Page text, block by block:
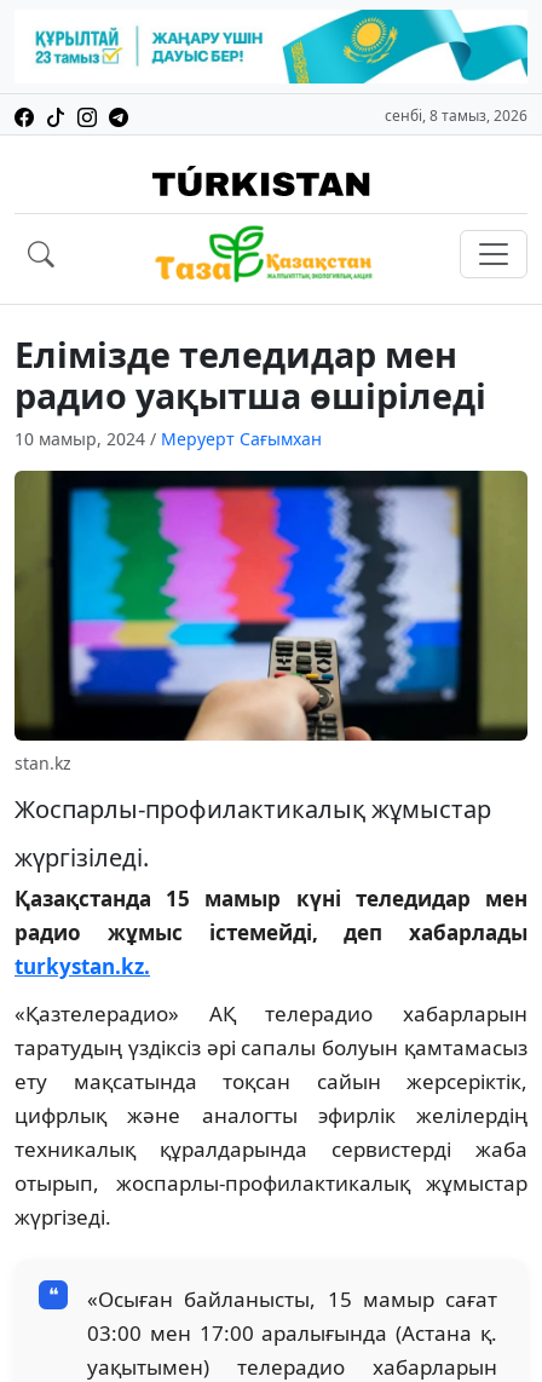
сенбі, 8 тамыз, 2026
Елімізде теледидар мен
радио уақытша өшіріледі
10 мамыр, 2024 / Меруерт Сағымхан
stan.kz
Жоспарлы-профилактикалық жұмыстар
жүргізіледі.
Қазақстанда 15 мамыр күні теледидар мен
радио жұмыс істемейді, деп хабарлады
turkystan.kz.
«Қазтелерадио» АҚ телерадио хабарларын
таратудың үздіксіз әрі сапалы болуын қамтамасыз
ету мақсатында тоқсан сайын жерсеріктік,
цифрлық және аналогты эфирлік желілердің
техникалық құралдарында сервистерді жаба
отырып, жоспарлы-профилактикалық жұмыстар
жүргізеді.
«Осыған байланысты, 15 мамыр сағат
03:00 мен 17:00 аралығында (Астана қ.
уақытымен) телерадио хабарларын